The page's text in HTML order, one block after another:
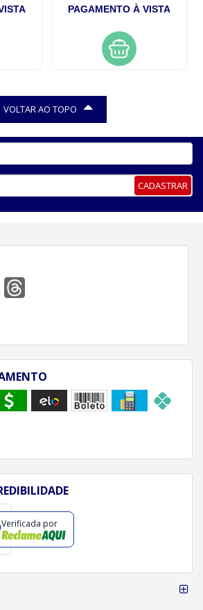
PAGAMENTO À VISTA
VOLTAR AO TOPO
CADASTRAR
Verificada por